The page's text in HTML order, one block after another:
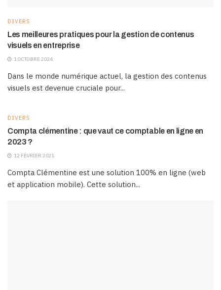
DIVERS
Les meilleures pratiques pour la gestion de contenus
visuels en entreprise
1 OCTOBRE 2024
Dans le monde numérique actuel, la gestion des contenus
visuels est devenue cruciale pour...
DIVERS
Compta clémentine : que vaut ce comptable en ligne en
2023 ?
12 FÉVRIER 2021
Compta Clémentine est une solution 100% en ligne (web
et application mobile). Cette solution...